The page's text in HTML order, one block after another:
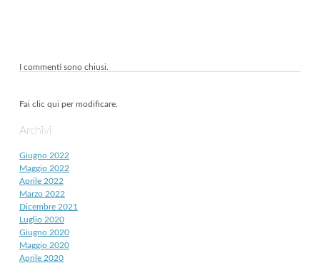
WORKING HOLIDAY VISA
COVID-19 NUOVA
I commenti sono chiusi.
Fai clic qui per modificare.
Archivi
Giugno 2022
Maggio 2022
Aprile 2022
Marzo 2022
Dicembre 2021
Luglio 2020
Giugno 2020
Maggio 2020
Aprile 2020